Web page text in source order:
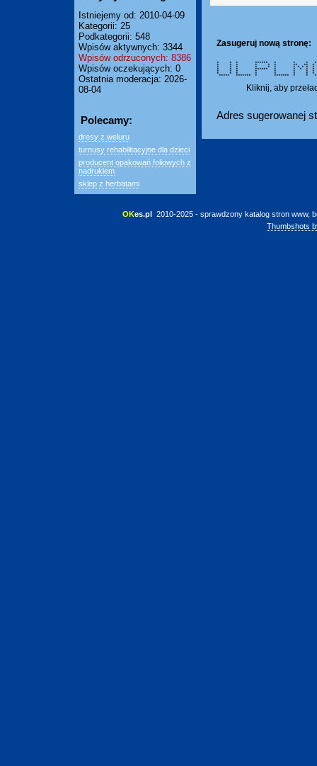
Istniejemy od: 2010-04-09
Kategorii: 25
Podkategorii: 548
Wpisów aktywnych: 3344
Wpisów odrzuconych: 8386
Wpisów oczekujących: 0
Ostatnia moderacja: 2026-
08-04
Polecamy:
dresy z weluru
turnusy rehabilitacyjne dla dzieci
producent opakowań foliowych z
nadrukiem
sklep z herbatami
Zasugeruj nową stronę:
* * * ****** * * *
* * * * * * ** **
* * * * * * * * *
* * * ****** * * * *
* * * * * * * *
* * * * * * * *
***** ******* * ******* * *
Kliknij, aby
Adres sugerowanej
OKes.pl 2010-2025 - sprawdzony katalog stron www,
Thumbshots